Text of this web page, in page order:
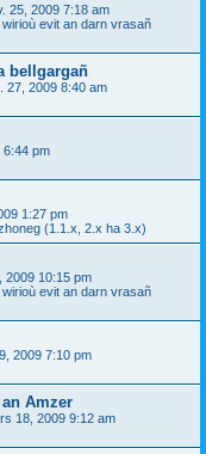
25, 2009 7:18 am
evit an darn vrasañ
bellgargañ
27, 2009 8:40 am
6:44 pm
1:27 pm
(1.1.x, 2.x ha 3.x)
2009 10:15 pm
evit an darn vrasañ
2009 7:10 pm
Amzer
18, 2009 9:12 am